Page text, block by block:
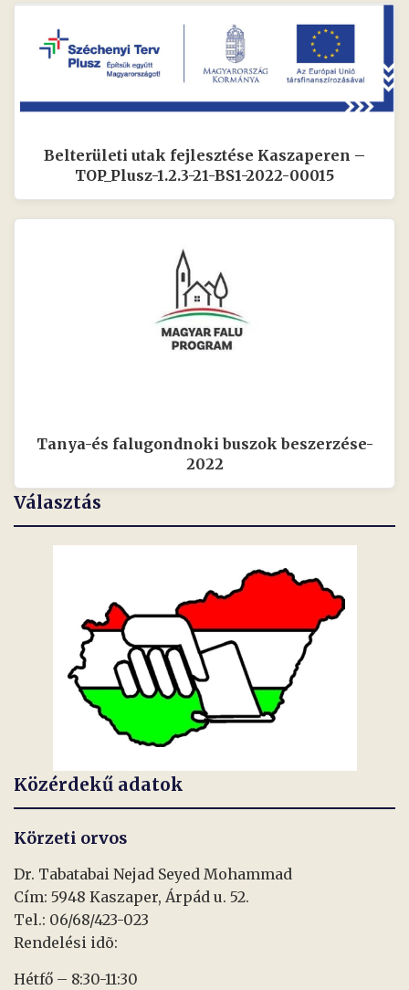
Belterületi utak fejlesztése Kaszaperen –
TOP_Plusz-1.2.3-21-BS1-2022-00015
Tanya-és falugondnoki buszok beszerzése-
2022
Választás
Közérdekű adatok
Körzeti orvos
Dr. Tabatabai Nejad Seyed Mohammad
Cím: 5948 Kaszaper, Árpád u. 52.
Tel.: 06/68/423-023
Rendelési idõ:
Hétfő – 8:30-11:30